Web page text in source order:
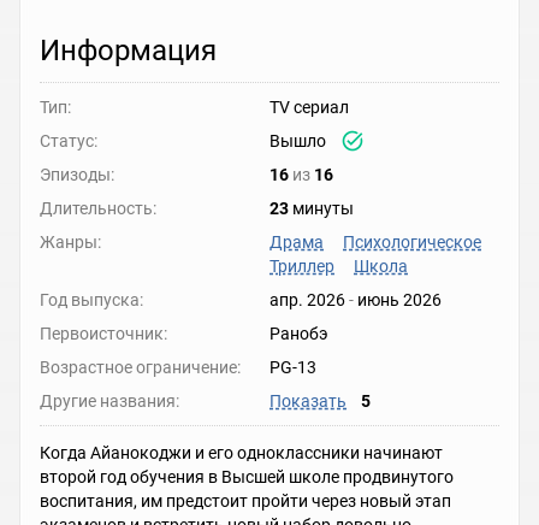
Информация
Тип:
TV сериал
Статус:
Вышло
Эпизоды:
16 из 16
Длительность:
23 минуты
Жанры:
Драма
Психологическое
Триллер
Школа
Год выпуска:
апр. 2026- июнь 2026
Первоисточник:
Ранобэ
Возрастное ограничение:
PG-13
Другие названия:
Показать 5
Когда Айанокоджи и его одноклассники начинают
второй год обучения в Высшей школе продвинутого
воспитания, им предстоит пройти через новый этап